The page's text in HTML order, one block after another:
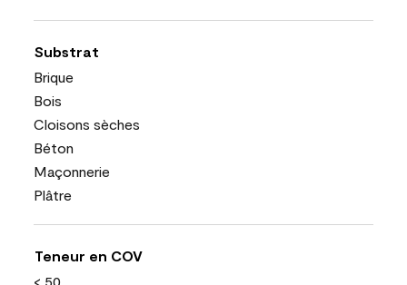
Substrat
Brique
Bois
Cloisons sèches
Béton
Maçonnerie
Plâtre
Teneur en COV
< 50